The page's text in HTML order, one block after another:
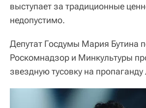
выступает за традиционные
недопустимо.
Депутат Госдумы Мария Бутина
Роскомнадзор и Минкультуры
звездную тусовку на